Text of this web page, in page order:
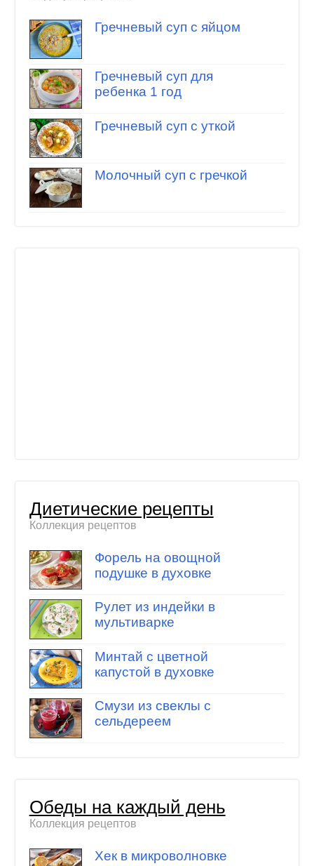
Гречневый суп с яйцом
Гречневый суп для
ребенка 1 год
Гречневый суп с уткой
Молочный суп с гречкой
Диетические рецепты
Коллекция рецептов
Форель на овощной
подушке в духовке
Рулет из индейки в
мультиварке
Минтай с цветной
капустой в духовке
Смузи из свеклы с
сельдереем
Обеды на каждый день
Коллекция рецептов
Хек в микроволновке